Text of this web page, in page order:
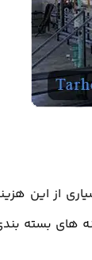
از این
های بسته